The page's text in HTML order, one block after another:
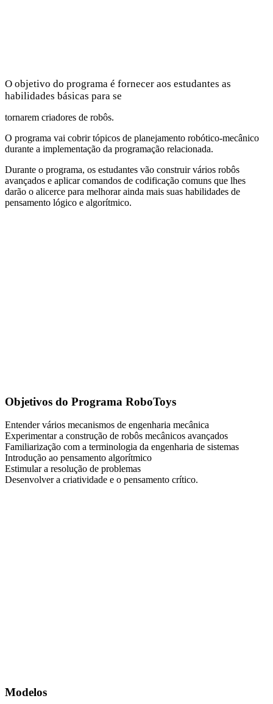
O objetivo do programa é fornecer aos estudantes as
habilidades básicas para se
tornarem criadores de robôs.
O programa vai cobrir tópicos de planejamento robótico-mecânico
durante a implementação da programação relacionada.
Durante o programa, os estudantes vão construir vários robôs
avançados e aplicar comandos de codificação comuns que lhes
darão o alicerce para melhorar ainda mais suas habilidades de
pensamento lógico e algorítmico.
Objetivos do Programa RoboToys
Entender vários mecanismos de engenharia mecânica
Experimentar a construção de robôs mecânicos avançados
Familiarização com a terminologia da engenharia de sistemas
Introdução ao pensamento algorítmico
Estimular a resolução de problemas
Desenvolver a criatividade e o pensamento crítico.
Modelos